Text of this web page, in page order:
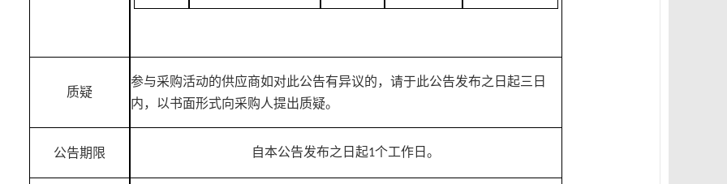
质疑
参与采购活动的供应商如对此公告有异议的，请于此公告发布之日起三 日
内，以书面形式向采购人提出质疑。
公告期限 自本公告发布之日起1个工作日 。